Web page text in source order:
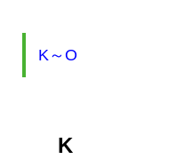
K～O
K